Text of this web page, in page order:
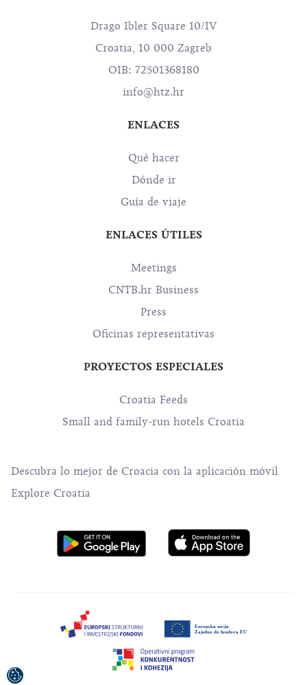
Drago Ibler Square 10/IV
Croatia, 10 000 Zagreb
OIB: 72501368180
info@htz.hr
ENLACES
Qué hacer
Dónde ir
Guía de viaje
ENLACES ÚTILES
Meetings
CNTB.hr Business
Press
Oficinas representativas
PROYECTOS ESPECIALES
Croatia Feeds
Small and family-run hotels Croatia
Descubra lo mejor de Croacia con la aplicación móvil
Explore Croatia